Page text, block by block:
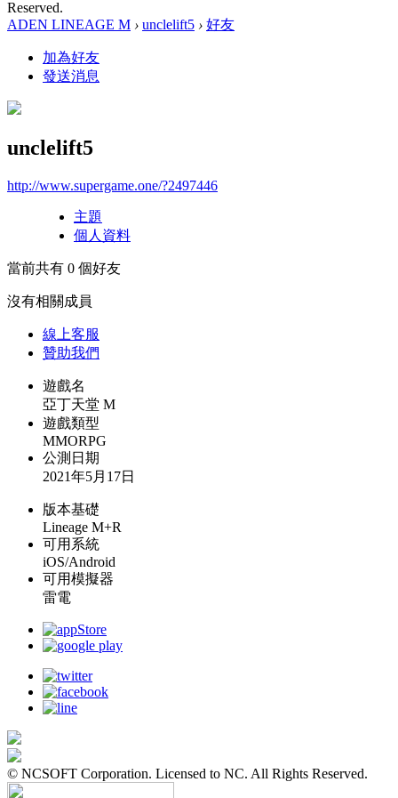
Reserved.
ADEN LINEAGE M › unclelift5 › 好友
加為好友
發送消息
unclelift5
http://www.supergame.one/?2497446
主題
個人資料
當前共有 0 個好友
沒有相關成員
線上客服
贊助我們
遊戲名
亞丁天堂 M
遊戲類型
MMORPG
公測日期
2021年5月17日
版本基礎
Lineage M+R
可用系統
iOS/Android
可用模擬器
雷電
© NCSOFT Corporation. Licensed to NC. All Rights Reserved.